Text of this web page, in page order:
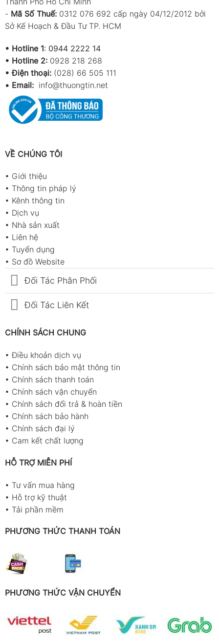
- Mã Số Thuế: 0312 076 692 cấp ngày 04/12/2012 bởi
Sở Kế Hoạch & Đầu Tư TP. HCM
• Hotline 1: 0944 2222 14
• Hotline 2: 0928 218 268
• Điện thoại: (028) 66 505 111
• Email: info@thuongtin.net
VỀ CHÚNG TÔI
• Giới thiệu
• Thông tin pháp lý
• Kênh thông tin
• Dịch vụ
• Nhà sản xuất
• Liên hệ
• Tuyển dụng
• Sơ đồ Website
Đối Tác Phân Phối
Đối Tác Liên Kết
CHÍNH SÁCH CHUNG
•Điều khoản dịch vụ
• Chính sách bảo mật thông tin
• Chính sách thanh toán
• Chính sách vận chuyển
• Chính sách đổi trả & hoàn tiền
• Chính sách bảo hành
• Chính sách đại lý
• Cam kết chất lượng
HỖ TRỢ MIỄN PHÍ
• Tư vấn mua hàng
• Hỗ trợ kỹ thuật
• Tải phần mềm
PHƯƠNG THỨC THANH TOÁN
PHƯƠNG THỨC VẬN CHUYỂN